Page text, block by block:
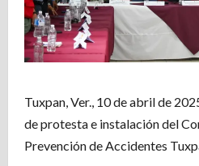
Tuxpan, Ver., 10 de abril de
de protesta e instalación del
Prevención de Accidentes